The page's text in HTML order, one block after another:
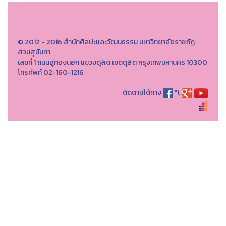
© 2012 - 2016 สำนักศิลปะและวัฒนธรรม มหาวิทยาลัยราชภัฏ
สวนสุนันทา
เลขที่ 1 ถนนอู่ทองนอก แขวงดุสิต เขตดุสิต กรุงเทพมหานคร 10300
โทรศัพท์ 02-160-1216
ติดตามได้ทาง
");